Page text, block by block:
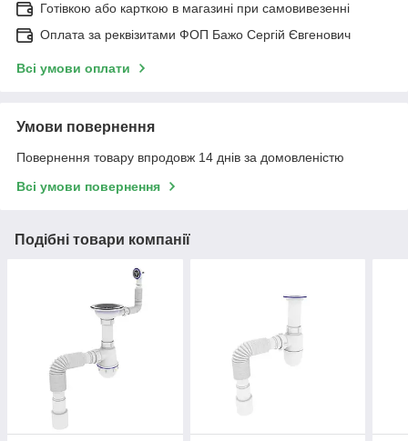
Готівкою або карткою в магазині при самовивезенні
Оплата за реквізитами ФОП Бажо Сергій Євгенович
Всі умови оплати
Умови повернення
Повернення товару впродовж 14 днів за домовленістю
Всі умови повернення
Подібні товари компанії